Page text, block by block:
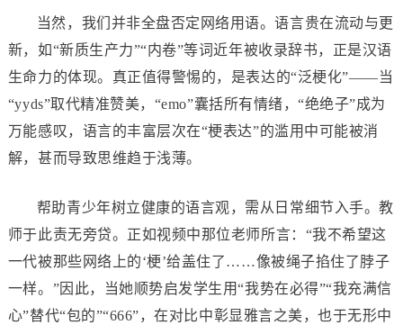
当然，我们并非全盘否定网络用语。语言贵在流动与更
新，如“新质生产力”“内卷”等词近年被收录辞书，正是汉语
生命力的体现。真正值得警惕的，是表达的“泛梗化”——当
“yyds”取代精准赞美，“emo”囊括所有情绪，“绝绝子”成为
万能感叹，语言的丰富层次在“梗表达”的滥用中可能被消
解，甚而导致思维趋于浅薄。
帮助青少年树立健康的语言观，需从日常细节入手。教
师于此责无旁贷。正如视频中那位老师所言：“我不希望这
一代被那些网络上的‘梗’给盖住了……像被绳子掐住了脖子
一样。”因此，当她顺势启发学生用“我势在必得”“我充满信
心”替代“包的”“666”，在对比中彰显雅言之美，也于无形中